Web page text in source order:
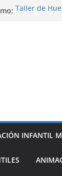
Taller de
INFANTIL